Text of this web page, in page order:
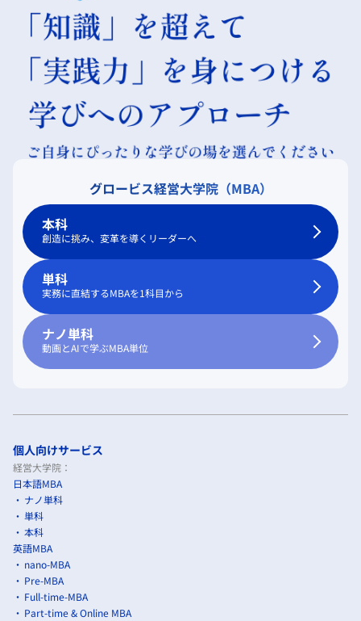
グロービス経営大学院（MBA）
本科
創造に挑み、変革を導くリーダーへ
単科
実務に直結するMBAを1科目から
ナノ単科
動画とAIで学ぶMBA単位
個人向けサービス
経営大学院：
日本語MBA
ナノ単科
単科
本科
英語MBA
nano-MBA
Pre-MBA
Full-time-MBA
Part-time & Online MBA